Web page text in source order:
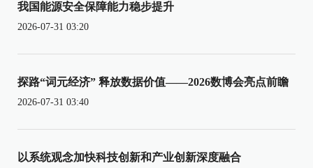
我国能源安全保障能力稳步提升
2026-07-31 03:20
探路“词元经济” 释放数据价值——2026数博会亮点前瞻
2026-07-31 03:40
以系统观念加快科技创新和产业创新深度融合